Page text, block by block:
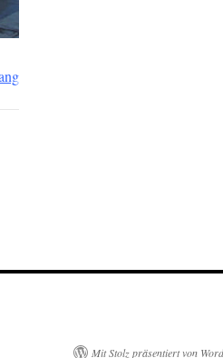
Mit Stolz präsentiert von